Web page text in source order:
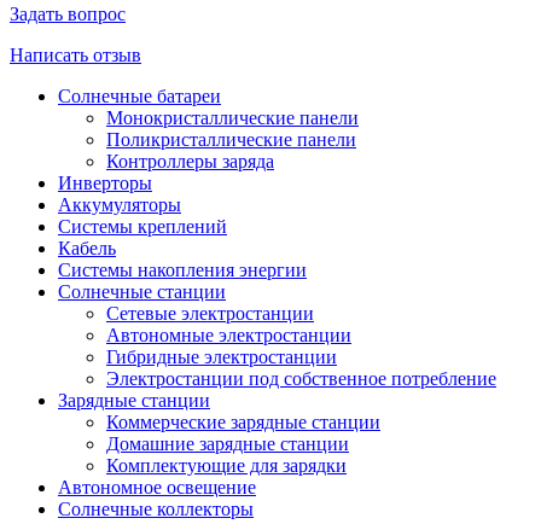
Задать вопрос
Написать отзыв
Солнечные батареи
Монокристаллические панели
Поликристаллические панели
Контроллеры заряда
Инверторы
Аккумуляторы
Системы креплений
Кабель
Системы накопления энергии
Солнечные станции
Сетевые электростанции
Автономные электростанции
Гибридные электростанции
Электростанции под собственное потребление
Зарядные станции
Коммерческие зарядные станции
Домашние зарядные станции
Комплектующие для зарядки
Автономное освещение
Солнечные коллекторы